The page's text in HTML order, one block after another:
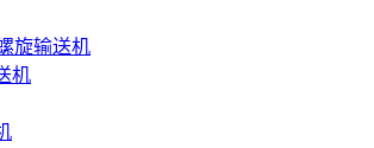
旋输送机
机